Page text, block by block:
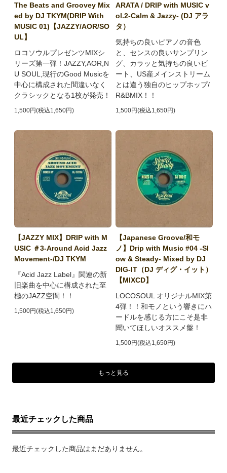
The Beats and Groovey Mix
ed by DJ TKYM(DRIP With
MUSIC 01)【JAZZY/AOR/SO
UL】
ロコソウルプレゼンツMIXシ
リーズ第一弾！JAZZY,AOR,N
U SOUL,現行のGood Musicを
中心に構成された間違いなく
クラシックとなる1枚が発売！
1,500円(税込1,650円)
ARATA / DRIP with MUSIC v
ol.2-Calm & Jazzy- (DJ アラ
タ）
気持ちの良いピアノの音色
と、センスの良いサンプリン
グ、カラッと気持ちの良いビ
ート、US産メインストリーム
とは違う独自のヒップホップ/
R&BMIX！！
1,500円(税込1,650円)
【JAZZY MIX】DRIP with M
USIC ＃3-Around Acid Jazz
Movement-/DJ TKYM
『Acid Jazz Label』関連の新
旧楽曲を中心に構成された至
極のJAZZ空間！！
1,500円(税込1,650円)
【Japanese Groove/和モ
ノ】Drip with Music #04 -Sl
ow & Steady- Mixed by DJ
DIG-IT（DJ ディグ・イット）
【MIXCD】
LOCOSOUL オリジナルMIX第
4弾！！和モノという響きにハ
ードルを感じる方にこそ是非
聞いてほしいオススメ盤！
1,500円(税込1,650円)
もっと見る
最近チェックした商品
最近チェックした商品はまだありません。